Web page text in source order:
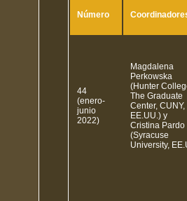
Número
44
(enero-
junio
2022)
Magdalena
Perkowska
(Hunter
The Graduate
Center, CUNY,
EE.UU.) y
Cristina Pardo
(Syracuse
University,